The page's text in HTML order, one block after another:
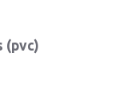
(pvc)